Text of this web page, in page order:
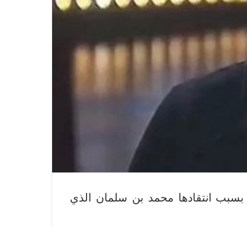
بسبب انتقادها محمد بن سلمان الذي